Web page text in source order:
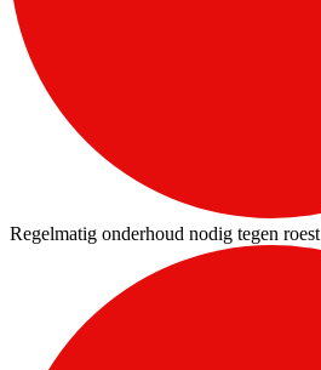
Regelmatig onderhoud nodig tegen roest